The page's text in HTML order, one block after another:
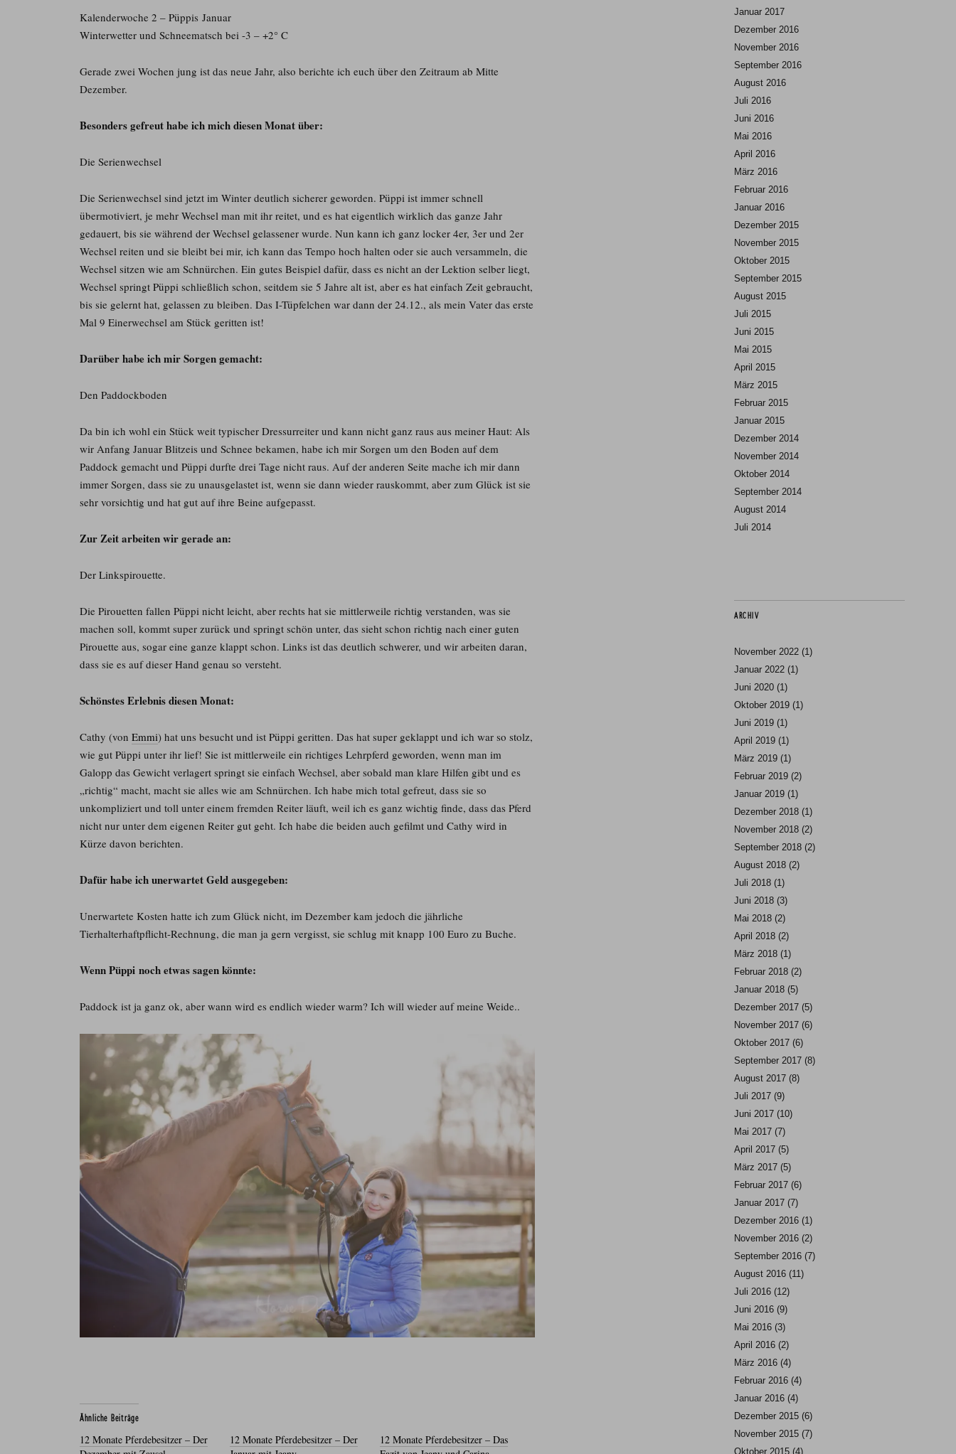
Kalenderwoche 2 – Püppis Januar
Winterwetter und Schneematsch bei -3 – +2° C
Gerade zwei Wochen jung ist das neue Jahr, also berichte ich euch über den Zeitraum ab Mitte
Dezember.
Besonders gefreut habe ich mich diesen Monat über:
Die Serienwechsel
Die Serienwechsel sind jetzt im Winter deutlich sicherer geworden. Püppi ist immer schnell
übermotiviert, je mehr Wechsel man mit ihr reitet, und es hat eigentlich wirklich das ganze Jahr
gedauert, bis sie während der Wechsel gelassener wurde. Nun kann ich ganz locker 4er, 3er und 2er
Wechsel reiten und sie bleibt bei mir, ich kann das Tempo hoch halten oder sie auch versammeln, die
Wechsel sitzen wie am Schnürchen. Ein gutes Beispiel dafür, dass es nicht an der Lektion selber liegt,
Wechsel springt Püppi schließlich schon, seitdem sie 5 Jahre alt ist, aber es hat einfach Zeit gebraucht,
bis sie gelernt hat, gelassen zu bleiben. Das I-Tüpfelchen war dann der 24.12., als mein Vater das erste
Mal 9 Einerwechsel am Stück geritten ist!
Darüber habe ich mir Sorgen gemacht:
Den Paddockboden
Da bin ich wohl ein Stück weit typischer Dressurreiter und kann nicht ganz raus aus meiner Haut: Als
wir Anfang Januar Blitzeis und Schnee bekamen, habe ich mir Sorgen um den Boden auf dem
Paddock gemacht und Püppi durfte drei Tage nicht raus. Auf der anderen Seite mache ich mir dann
immer Sorgen, dass sie zu unausgelastet ist, wenn sie dann wieder rauskommt, aber zum Glück ist sie
sehr vorsichtig und hat gut auf ihre Beine aufgepasst.
Zur Zeit arbeiten wir gerade an:
Der Linkspirouette.
Die Pirouetten fallen Püppi nicht leicht, aber rechts hat sie mittlerweile richtig verstanden, was sie
machen soll, kommt super zurück und springt schön unter, das sieht schon richtig nach einer guten
Pirouette aus, sogar eine ganze klappt schon. Links ist das deutlich schwerer, und wir arbeiten daran,
dass sie es auf dieser Hand genau so versteht.
Schönstes Erlebnis diesen Monat:
Cathy (von Emmi) hat uns besucht und ist Püppi geritten. Das hat super geklappt und ich war so stolz,
wie gut Püppi unter ihr lief! Sie ist mittlerweile ein richtiges Lehrpferd geworden, wenn man im
Galopp das Gewicht verlagert springt sie einfach Wechsel, aber sobald man klare Hilfen gibt und es
„richtig“ macht, macht sie alles wie am Schnürchen. Ich habe mich total gefreut, dass sie so
unkompliziert und toll unter einem fremden Reiter läuft, weil ich es ganz wichtig finde, dass das Pferd
nicht nur unter dem eigenen Reiter gut geht. Ich habe die beiden auch gefilmt und Cathy wird in
Kürze davon berichten.
Dafür habe ich unerwartet Geld ausgegeben:
Unerwartete Kosten hatte ich zum Glück nicht, im Dezember kam jedoch die jährliche
Tierhalterhaftpflicht-Rechnung, die man ja gern vergisst, sie schlug mit knapp 100 Euro zu Buche.
Wenn Püppi noch etwas sagen könnte:
Paddock ist ja ganz ok, aber wann wird es endlich wieder warm? Ich will wieder auf meine Weide..
Ähnliche Beiträge
12 Monate Pferdebesitzer – Der
12 Monate Pferdebesitzer – Der
12 Monate Pferdebesitzer – Das
Januar 2017
Dezember 2016
November 2016
September 2016
August 2016
Juli 2016
Juni 2016
Mai 2016
April 2016
März 2016
Februar 2016
Januar 2016
Dezember 2015
November 2015
Oktober 2015
September 2015
August 2015
Juli 2015
Juni 2015
Mai 2015
April 2015
März 2015
Februar 2015
Januar 2015
Dezember 2014
November 2014
Oktober 2014
September 2014
August 2014
Juli 2014
ARCHIV
November 2022 (1)
Januar 2022 (1)
Juni 2020 (1)
Oktober 2019 (1)
Juni 2019 (1)
April 2019 (1)
März 2019 (1)
Februar 2019 (2)
Januar 2019 (1)
Dezember 2018 (1)
November 2018 (2)
September 2018 (2)
August 2018 (2)
Juli 2018 (1)
Juni 2018 (3)
Mai 2018 (2)
April 2018 (2)
März 2018 (1)
Februar 2018 (2)
Januar 2018 (5)
Dezember 2017 (5)
November 2017 (6)
Oktober 2017 (6)
September 2017 (8)
August 2017 (8)
Juli 2017 (9)
Juni 2017 (10)
Mai 2017 (7)
April 2017 (5)
März 2017 (5)
Februar 2017 (6)
Januar 2017 (7)
Dezember 2016 (1)
November 2016 (2)
September 2016 (7)
August 2016 (11)
Juli 2016 (12)
Juni 2016 (9)
Mai 2016 (3)
April 2016 (2)
März 2016 (4)
Februar 2016 (4)
Januar 2016 (4)
Dezember 2015 (6)
November 2015 (7)
Oktober 2015 (4)